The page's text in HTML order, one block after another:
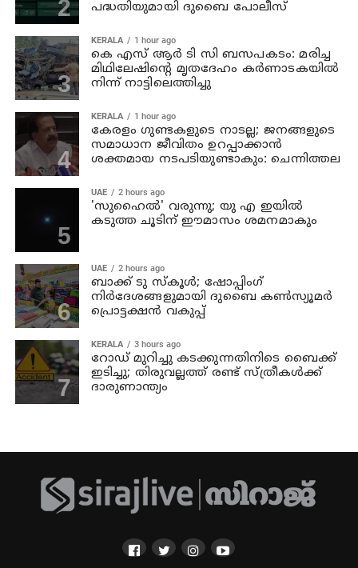
പദ്ധതിയുമായി ദുബൈ പോലീസ്
KERALA 1 hour ago
കെ എസ് ആര്‍ ടി സി ബസപകടം: മരിച്ച
മിഥിലേഷിന്റെ മൃതദേഹം കര്‍ണാടകയില്‍
നിന്ന് നാട്ടിലെത്തിച്ചു
KERALA 1 hour ago
കേരളം ഗുണ്ടകളുടെ നാടല്ല; ജനങ്ങളുടെ
സമാധാന ജീവിതം ഉറപ്പാക്കാന്‍
ശക്തമായ നടപടിയുണ്ടാകും: ചെന്നിത്തല
UAE 2 hours ago
'സുഹൈല്‍' വരുന്നു; യു എ ഇയില്‍
കടുത്ത ചൂടിന് ഈമാസം ശമനമാകും
UAE 2 hours ago
ബാക്ക് ടു സ്‌കൂള്‍; ഷോപ്പിംഗ്
നിര്‍ദേശങ്ങളുമായി ദുബൈ കണ്‍സ്യൂമര്‍
പ്രൊട്ടക്ഷന്‍ വകുപ്പ്
KERALA 3 hours ago
റോഡ് മുറിച്ചു കടക്കുന്നതിനിടെ ബൈക്ക്
ഇടിച്ചു; തിരുവല്ലത്ത് രണ്ട് സ്ത്രീകള്‍ക്ക്
ദാരുണാന്ത്യം